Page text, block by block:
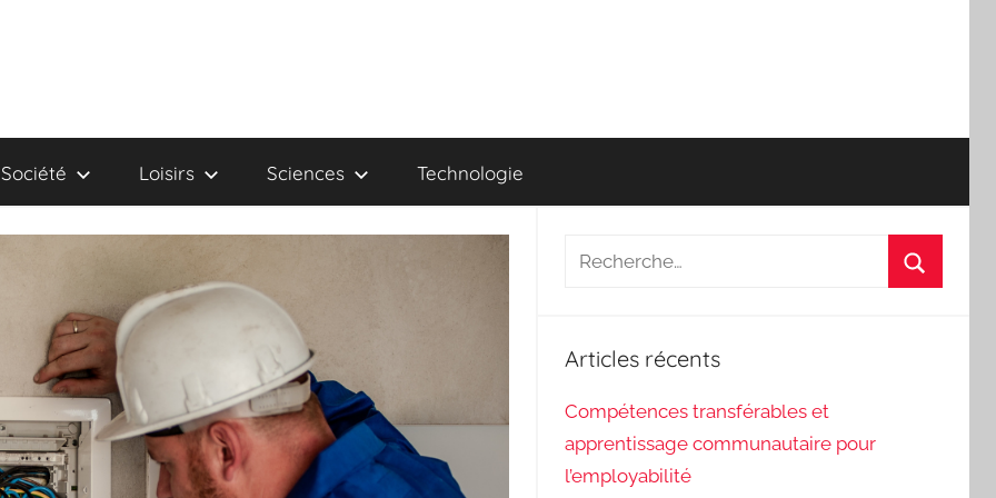
Société Loisirs Sciences Technologie
Recherche
Articles récents
Compétences transférables et
apprentissage communautaire pour
l’employabilité